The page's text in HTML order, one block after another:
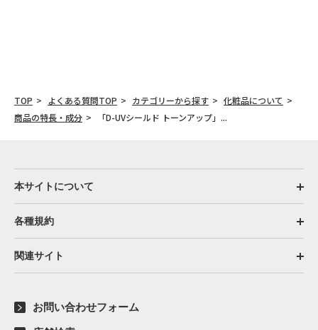
TOP よくある質問TOP カテゴリーから探す
化粧品について
商品の特長・成分
「D-UVシールド トーンアップ」...
本サイトについて
各種規約
関連サイト
お問い合わせフォーム